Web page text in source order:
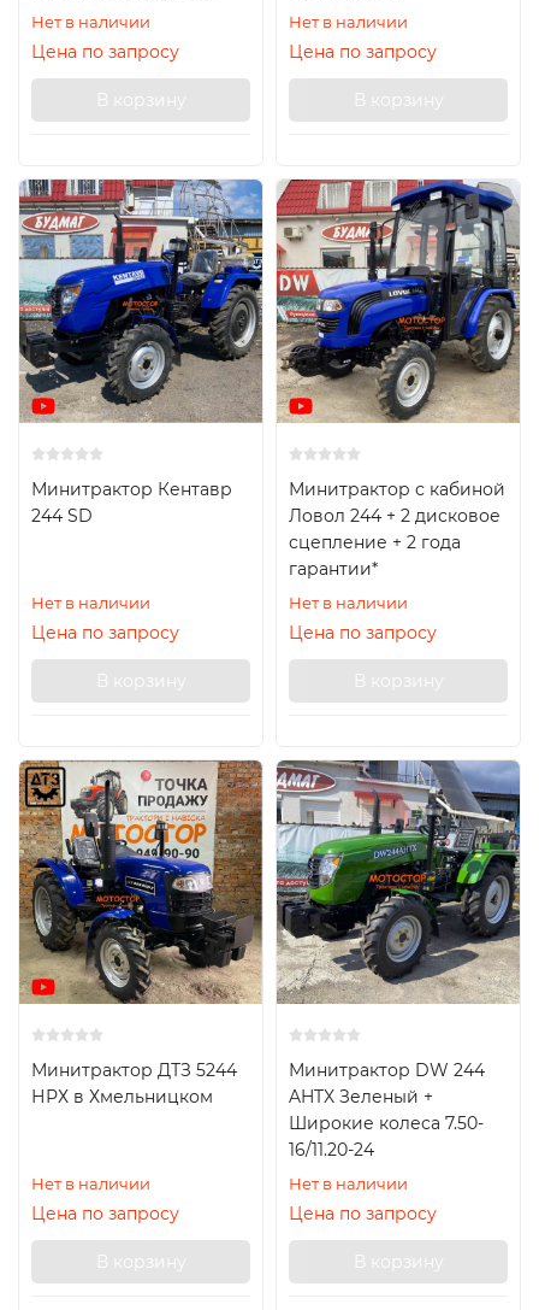
Нет в наличии
Цена по запросу
В корзину
Нет в наличии
Цена по запросу
В корзину
Минитрактор Кентавр
244 SD
Нет в наличии
Цена по запросу
В корзину
Минитрактор с кабиной
Ловол 244 + 2 дисковое
сцепление + 2 года
гарантии*
Нет в наличии
Цена по запросу
В корзину
Минитрактор ДТЗ 5244
НРХ в Хмельницком
Нет в наличии
Цена по запросу
В корзину
Минитрактор DW 244
AHTX Зеленый +
Широкие колеса 7.50-
16/11.20-24
Нет в наличии
Цена по запросу
В корзину